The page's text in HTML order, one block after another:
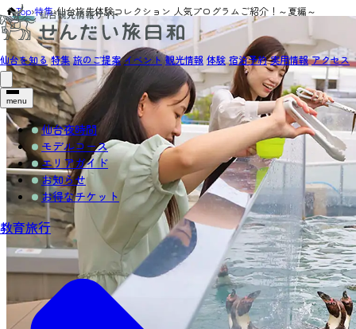
仙台を知る 特集 旅のご提案 イベント 観光情報 体験 宿泊予約 実用情報 アクセス
menu
仙台夜時間
モデルコース
エリアガイド
お知らせ
お得なチケット
教育旅行
Top›特集›仙台旅先体験コレクション 人気プログラムご紹介！～夏編～